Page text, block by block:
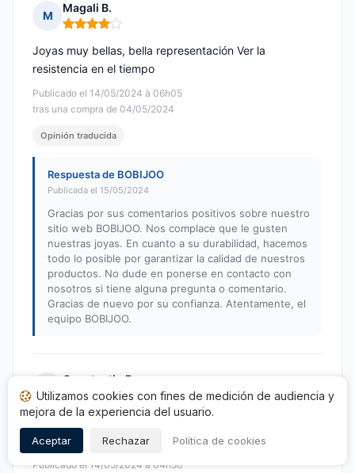
M
Magali B.
Nota: 4 de 5
Publicado el 14/05/2024 à 06h05
tras una compra de 04/05/2024
Joyas muy bellas, bella representación Ver la
resistencia en el tiempo
Opinión traducida
Respuesta de BOBIJOO
Publicada el 15/05/2024
Gracias por sus comentarios positivos sobre nuestro
sitio web BOBIJOO. Nos complace que le gusten
nuestras joyas. En cuanto a su durabilidad, hacemos
todo lo posible por garantizar la calidad de nuestros
productos. No dude en ponerse en contacto con
nosotros si tiene alguna pregunta o comentario.
Gracias de nuevo por su confianza. Atentamente, el
equipo BOBIJOO.
Constantin B.
Nota: 5 de 5
Publicado el 14/05/2024 à 04h56
La joya es igual que en la página web, la calidad
también es buena. El envío fue rápido. Muchas gracias.
Utilizamos cookies con fines de medición de audiencia y
mejora de la experiencia del usuario.
Aceptar Rechazar Política de cookies